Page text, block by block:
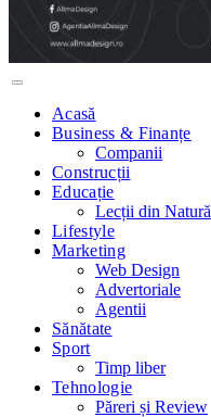
Acasă
Business & Finanțe
Companii
Construcții
Educație
Lecții din Natură
Lifestyle
Marketing
Web Design
Advertoriale
Agentii
Sănătate
Sport
Timp liber
Tehnologie
Păreri și Review